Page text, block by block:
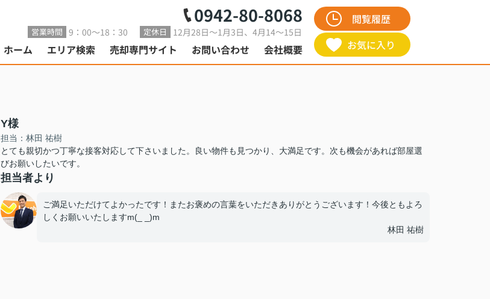
0942-80-8068
営業時間 9：00～18：30 定休日 12月28日～1月3日、4月14～15日
ホーム エリア検索 売却専門サイト お問い合わせ 会社概要
閲覧履歴
お気に入り
Y様
担当：林田 祐樹
とても親切かつ丁寧な接客対応して下さいました。良い物件も見つかり、大満足です。次も機会があれば部屋選
びお願いしたいです。
担当者より
ご満足いただけてよかったです！またお褒めの言葉をいただきありがとうございます！今後ともよろ
しくお願いいたしますm(_ _)m
林田 祐樹